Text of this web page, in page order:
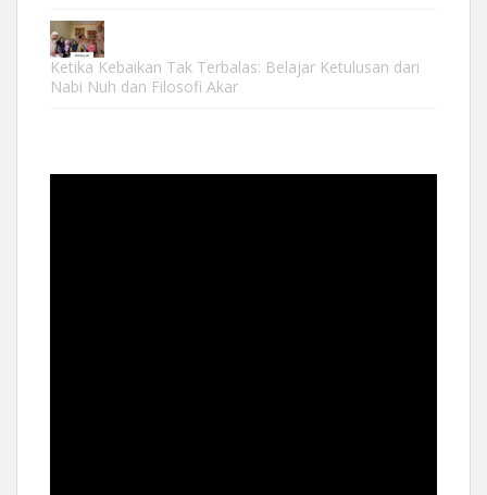
Ketika Kebaikan Tak Terbalas: Belajar Ketulusan dari
Nabi Nuh dan Filosofi Akar